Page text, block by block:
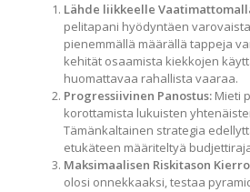
Lähde liikkeelle
pelitapani hyödyntäen
pienemmällä määrällä tappeja
kehität osaamista kiekkojen
huomattavaa rahallista vaaraa.
Progressiivinen Panostus: Mieti
korottamista lukuisten
Tämänkaltainen strategia
etukäteen määriteltyä
Maksimaalisen Riskitason
olosi onnekkaaksi, testaa